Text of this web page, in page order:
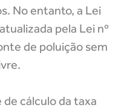
No entanto, a Lei
pela Lei nº
de poluição sem
de cálculo da taxa